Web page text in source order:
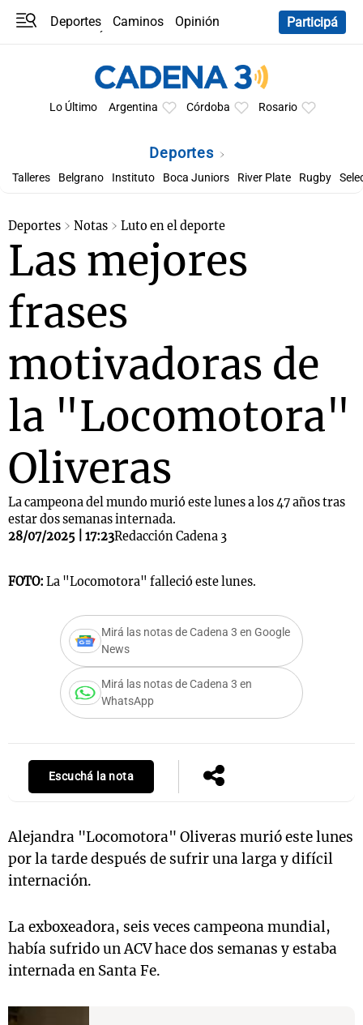
Deportes Caminos
Opinión
Participá
Lo Último Argentina Córdoba Rosario
Deportes
Talleres Belgrano Instituto Boca Juniors River Plate Rugby
Deportes Notas Luto en el deporte
Las mejores
frases
motivadoras de
la "Locomotora"
Oliveras
La campeona del mundo murió este lunes a los 47 años tras
estar dos semanas internada.
28/07/2025 | 17:23Redacción Cadena 3
FOTO: La "Locomotora" falleció este lunes.
Mirá las notas de Cadena 3 en Google
News
Mirá las notas de Cadena 3 en
WhatsApp
Escuchá la nota
Alejandra "Locomotora" Oliveras murió este lunes
por la tarde después de sufrir una larga y difícil
internación.
La exboxeadora, seis veces campeona mundial,
había sufrido un ACV hace dos semanas y estaba
internada en Santa Fe.
Mundial 2026
La Sole en
Cadena 3